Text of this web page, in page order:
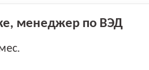
менеджер по ВЭД